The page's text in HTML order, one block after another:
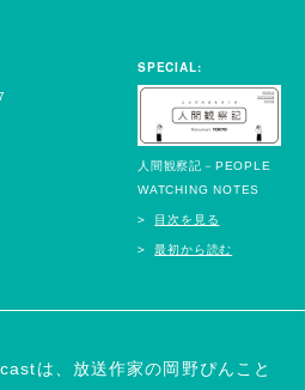
SPECIAL:
人間観察記－PEOPLE
WATCHING NOTES
目次を見る
最初から読む
は、放送作家の岡野ぴんこと